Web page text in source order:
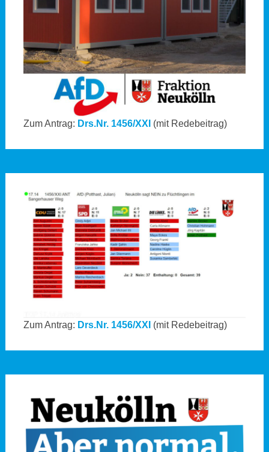
Zum Antrag: Drs.Nr. 1456/XXI (mit Redebeitrag)
Zum Antrag: Drs.Nr. 1456/XXI (mit Redebeitrag)